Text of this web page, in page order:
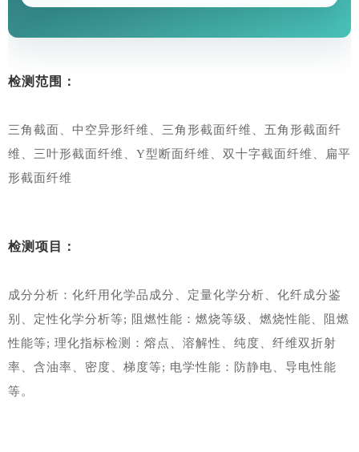
检测范围：
三角截面、中空异形纤维、三角形截面纤维、五角形截面纤
维、三叶形截面纤维、Y型断面纤维、双十字截面纤维、扁平
形截面纤维
检测项目：
成分分析：化纤用化学品成分、定量化学分析、化纤成分鉴
别、定性化学分析等; 阻燃性能：燃烧等级、燃烧性能、阻燃
性能等; 理化指标检测：熔点、溶解性、纯度、纤维双折射
率、含油率、密度、梯度等; 电学性能：防静电、导电性能
等。